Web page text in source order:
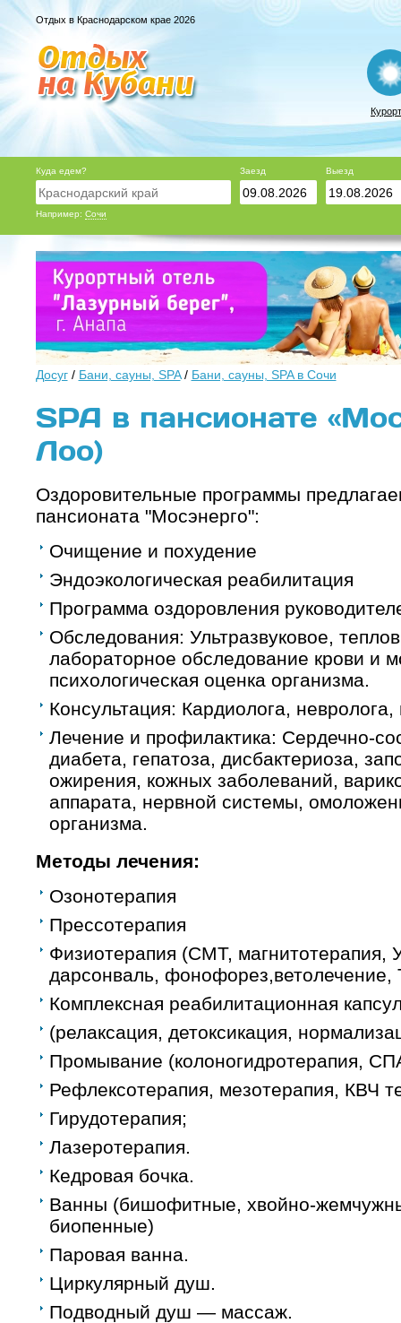
Отдых в Краснодарском крае 2026
Куда едем?
Например: Сочи
Заезд Выезд
Досуг/ Бани, сауны, SPA/ Бани, сауны, SPA в Сочи
SPA в пансионате
Лоо)
Оздоровительные программы
пансионата "Мосэнерго":
Очищение и похудение
Эндоэкологическая реабилитация
Программа оздоровления
Обследования: Ультразвуковое,
лабораторное обследование крови и
психологическая оценка организма.
Консультация: Кардиолога, невролога,
Лечение и профилактика: Сердечно-
диабета, гепатоза, дисбактериоза,
ожирения, кожных заболеваний,
аппарата, нервной системы,
организма.
Методы лечения:
Озонотерапия
Прессотерапия
Физиотерапия (СМТ, магнитотерапия,
дарсонваль,
Комплексная реабилитационная
(релаксация, детоксикация,
Промывание (колоногидротерапия,
Рефлексотерапия, мезотерапия, КВЧ
Гирудотерапия;
Лазеротерапия.
Кедровая бочка.
Ванны (бишофитные, хвойно-
биопенные)
Паровая ванна.
Циркулярный душ.
Подводный душ — массаж.